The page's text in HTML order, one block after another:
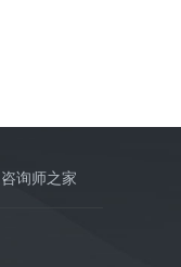
咨询师之家